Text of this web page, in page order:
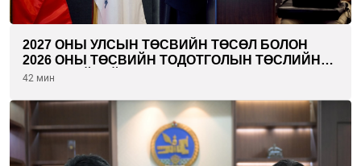
2027 ОНЫ УЛСЫН ТӨСВИЙН ТӨСӨЛ БОЛОН
2026 ОНЫ ТӨСВИЙН ТОДОТГОЛЫН ТӨСЛИЙН
ОЛОН НИЙТИЙН ХЭЛЭЛЦҮҮЛЭГ БОЛЛОО
42 мин